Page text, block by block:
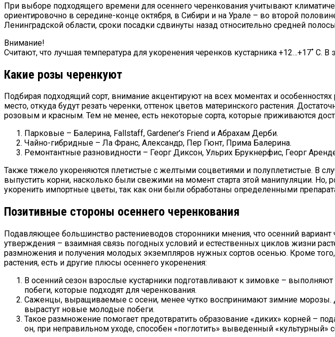
При выборе подходящего времени для осеннего черенкования учитывают
ориентировочно в середине-конце октября, в Сибири и на Урале – во второй
Ленинградской области, сроки посадки сдвинуты назад относительно средней
Внимание!
Считают, что лучшая температура для укоренения черенков кустарника +12…+17˚ C.
Какие розы черенкуют
Подбирая подходящий сорт, внимание акцентируют на всех моментах и
место, откуда будут резать черенки, оттенок цветов материнского растения.
розовым и красным. Тем не менее, есть некоторые сорта, которые приживаются
Парковые – Балерина, Fallstaff, Gardener’s Friend и Абрахам Дерби.
Чайно-гибридные – Ла Франс, Александр, Пер Гюнт, Прима Балерина.
Ремонтантные разновидности – Георг Диксон, Ульрих Брукнерфис, Георг
Также тяжело укореняются плетистые с желтыми соцветиями и полуплетистые. В
выпустить корни, насколько были свежими на момент старта этой манипуляции. Но,
укоренить импортные цветы, так как они были обработаны определенными
Позитивные стороны осеннего черенкования
Подавляющее большинство растениеводов сторонники мнения, что осенний
утверждения – взаимная связь погодных условий и естественных циклов жизни
размножения и получения молодых экземпляров нужных сортов осенью. Кроме
растения, есть и другие плюсы осеннего укоренения:
В осенний сезон взрослые кустарники подготавливают к зимовке –
побеги, которые подходят для черенкования.
Саженцы, выращиваемые с осени, менее чутко воспринимают зимние морозы.
вырастут новые молодые побеги.
Такое размножение помогает предотвратить образование «диких» корней –
он, при неправильном уходе, способен «поглотить» выведенный «культурный»